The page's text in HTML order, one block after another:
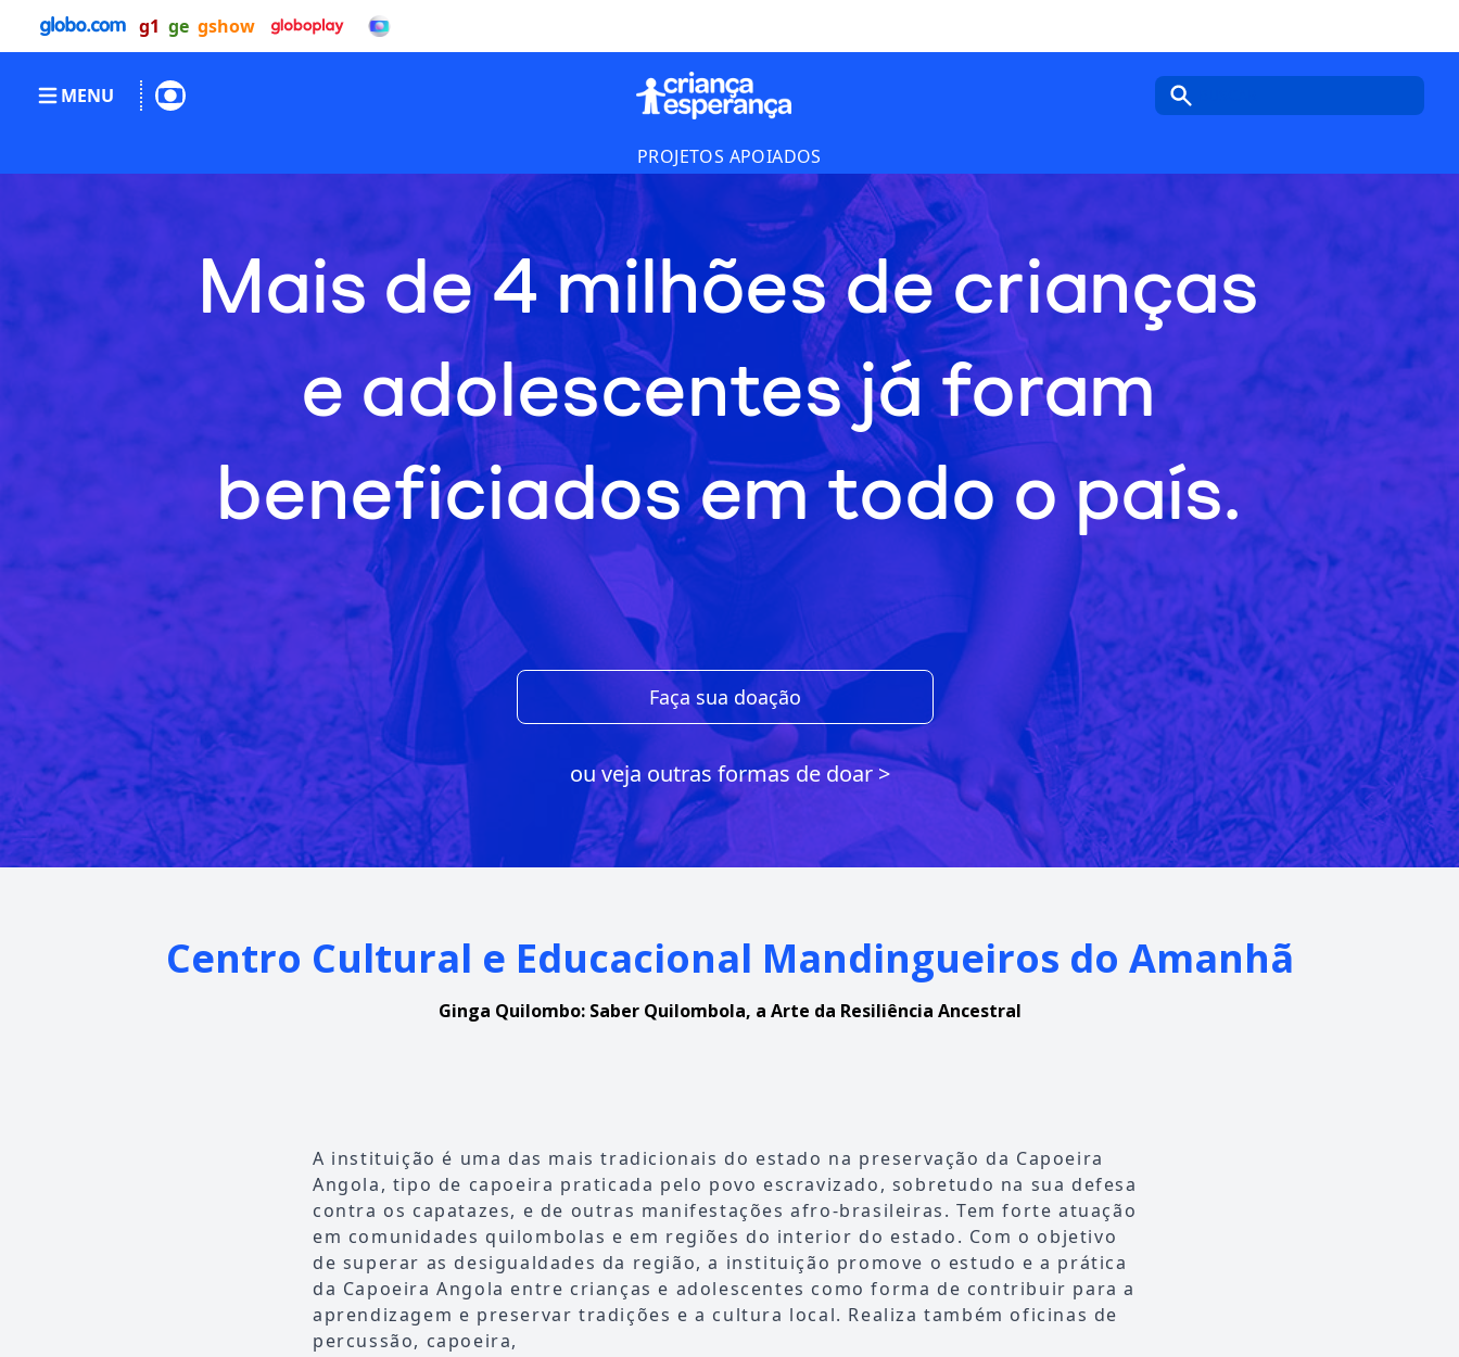
g1 ge gshow
MENU Search icon
PROJETOS APOIADOS
Mais de 4 milhões de crianças
e adolescentes já foram
beneficiados em todo o país.
Faça sua doação
ou veja outras formas de doar >
Centro Cultural e Educacional Mandingueiros do Amanhã
Ginga Quilombo: Saber Quilombola, a Arte da Resiliência Ancestral
A instituição é uma das mais tradicionais do estado na preservação da Capoeira
Angola, tipo de capoeira praticada pelo povo escravizado, sobretudo na sua defesa
contra os capatazes, e de outras manifestações afro-brasileiras. Tem forte atuação
em comunidades quilombolas e em regiões do interior do estado. Com o objetivo
de superar as desigualdades da região, a instituição promove o estudo e a prática
da Capoeira Angola entre crianças e adolescentes como forma de contribuir para a
aprendizagem e preservar tradições e a cultura local. Realiza também oficinas de
percussão, capoeira,